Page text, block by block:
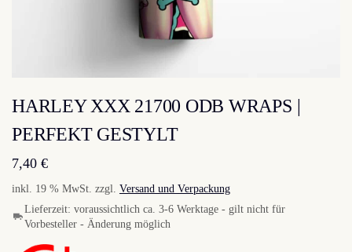
HARLEY XXX 21700 ODB WRAPS |
PERFEKT GESTYLT
7,40 €
inkl. 19 % MwSt. zzgl. Versand und Verpackung
Lieferzeit: voraussichtlich ca. 3-6 Werktage - gilt nicht für
Vorbesteller - Änderung möglich